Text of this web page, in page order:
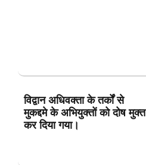
विद्वान अधिवक्ता के तर्कों से
मुकद्दमे के अभियुक्तों को दोष मुक्त
कर दिया गया।